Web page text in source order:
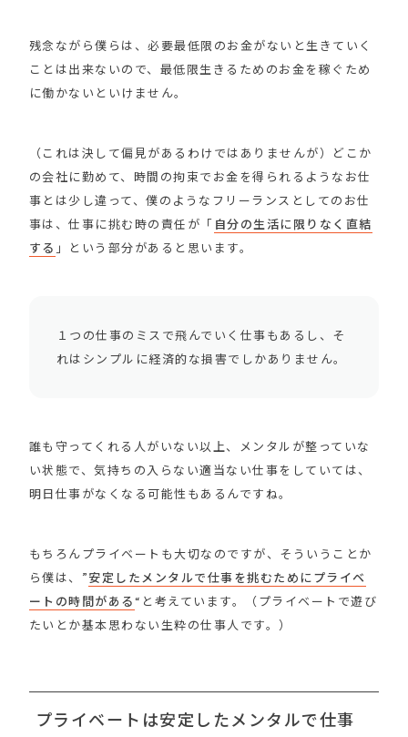
残念ながら僕らは、必要最低限のお金がないと生きていく
ことは出来ないので、最低限生きるためのお金を稼ぐため
に働かないといけません。
（これは決して偏見があるわけではありませんが）どこか
の会社に勤めて、時間の拘束でお金を得られるようなお仕
事とは少し違って、僕のようなフリーランスとしてのお仕
事は、仕事に挑む時の責任が「 自分の生活に限りなく直結
する 」という部分があると思います。
１つの仕事のミスで飛んでいく仕事もあるし、そ
れはシンプルに経済的な損害でしかありません。
誰も守ってくれる人がいない以上、メンタルが整っていな
い状態で、気持ちの入らない適当ない仕事をしていては、
明日仕事がなくなる可能性もあるんですね。
もちろんプライベートも大切なのですが、そういうことか
ら僕は、”安定したメンタルで仕事を挑むためにプライベ
ートの時間がある “と考えています。（プライベートで遊び
たいとか基本思わない生粋の仕事人です。）
プライベートは安定したメンタルで仕事